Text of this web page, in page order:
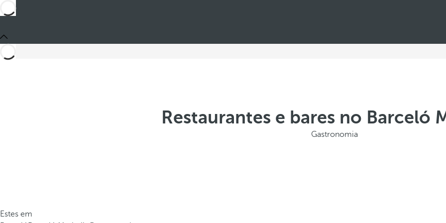
Restaurantes e bares no Barceló
Gastronomia
Estes em